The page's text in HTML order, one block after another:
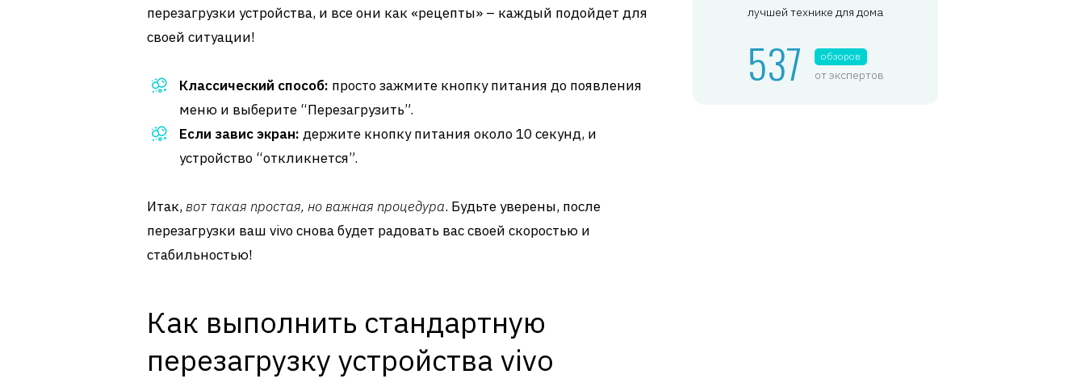
перезагрузки устройства, и все они как «рецепты» – каждый подойдет для
своей ситуации!
Классический способ: просто зажмите кнопку питания до появления
меню и выберите “Перезагрузить”.
Если завис экран: держите кнопку питания около 10 секунд, и
устройство “откликнется”.
Итак,вот такая простая, но важная процедура. Будьте уверены, после
перезагрузки ваш vivo снова будет радовать вас своей скоростью и
стабильностью!
Как выполнить стандартную
перезагрузку устройства vivo
лучшей технике для дома
537 обзоров
от экспертов